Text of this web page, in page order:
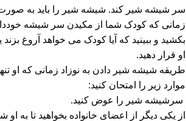
سر شیشه شیر کند. شیشه شیر را باید به صورت
زمانی که کودک شما از مکیدن سر شیشه
بکشید و ببینید که آیا کودک می خواهد آروغ
او قرار دهید.
طریقه شیشه شیر دادن به نوزاد زمانی که او
موارد زیر را امتحان کنید:
سرشیشه شیر را عوض کنید.
از یکی دیگر از اعضای خانواده بخواهید تا به او